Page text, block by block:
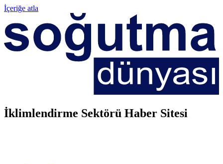
İçeriğe atla
İklimlendirme Sektörü Haber Sitesi